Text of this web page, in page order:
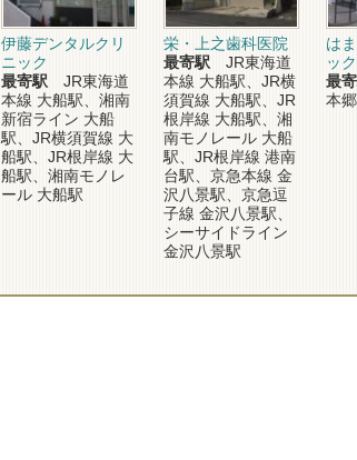
伊藤デンタルクリ
ニック
最寄駅 JR東海道
本線 大船駅、湘南
新宿ライン 大船
駅、JR横須賀線 大
船駅、JR根岸線 大
船駅、湘南モノレ
ール 大船駅
栄・上之歯科医院
最寄駅 JR東海道
本線 大船駅、JR横
須賀線 大船駅、JR
根岸線 大船駅、湘
南モノレール 大船
駅、JR根岸線 港南
台駅、京急本線 金
沢八景駅、京急逗
子線 金沢八景駅、
シーサイドライン
金沢八景駅
は
ック
最
本